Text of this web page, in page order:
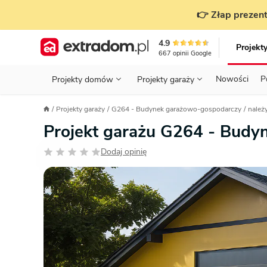
👉 Złap
4.9
667 opinii Google
Projekty domów Projekty garaży Nowości
Projekty domów Projekty garaży
Parterowe Piętrowe do 70 m²
KONDYGNACJE
POWIERZCHNIA
GARAŻ
DACH
KONSTRUKCJA
STYL
ZABUDOWA
STANOWISKA
TYP
Zobacz wszystkie kategorie
PRZED BUDOWĄ - ETAP 1
Działka
WYBIERAM PROJEKT - ETAP 2
BUDUJĘ DOM - ETAP 3
URZĄDZAM DOM - ETAP 4
PRZEPISY I FORMALNOŚCI
FINANSE I KOSZTY
OZE
Projekty garaży G264 - Budynek garażowo-gospodarczy
Projekt garażu G264 -
Dodaj opinię